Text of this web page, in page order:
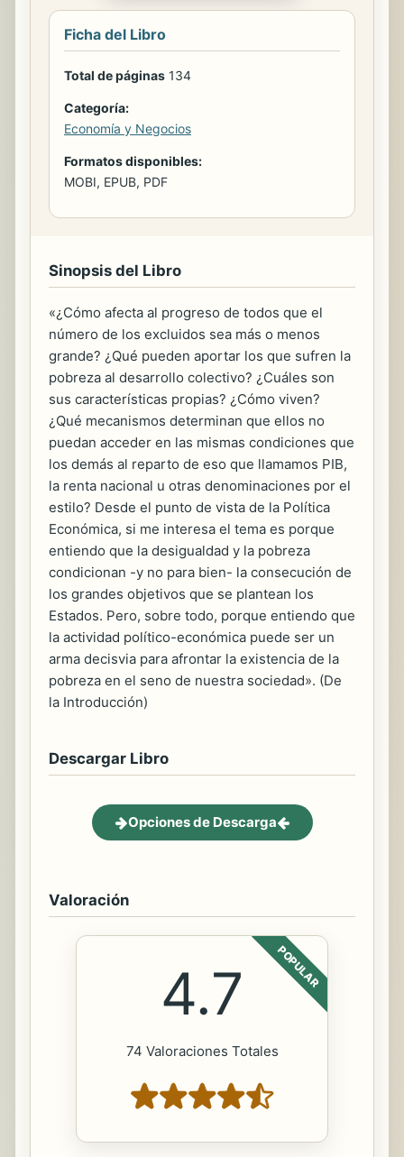
Ficha del Libro
Total de páginas 134
Categoría:
Economía y Negocios
Formatos disponibles:
MOBI, EPUB, PDF
Sinopsis del Libro
«¿Cómo afecta al progreso de todos que el
número de los excluidos sea más o menos
grande? ¿Qué pueden aportar los que sufren la
pobreza al desarrollo colectivo? ¿Cuáles son
sus características propias? ¿Cómo viven?
¿Qué mecanismos determinan que ellos no
puedan acceder en las mismas condiciones que
los demás al reparto de eso que llamamos PIB,
la renta nacional u otras denominaciones por el
estilo? Desde el punto de vista de la Política
Económica, si me interesa el tema es porque
entiendo que la desigualdad y la pobreza
condicionan -y no para bien- la consecución de
los grandes objetivos que se plantean los
Estados. Pero, sobre todo, porque entiendo que
la actividad político-económica puede ser un
arma decisvia para afrontar la existencia de la
pobreza en el seno de nuestra sociedad». (De
la Introducción)
Descargar Libro
Opciones de Descarga
Valoración
POPULAR
4.7
74 Valoraciones Totales